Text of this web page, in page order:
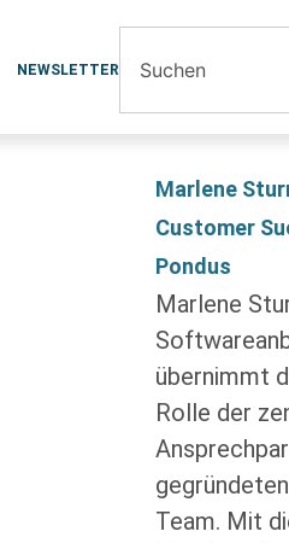
NEWSLETTER
Marlene
Customer
Pondus
Marlene
übernimmt
Rolle der
Team. Mit